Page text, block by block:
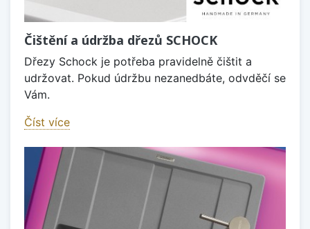
Čištění a údržba dřezů SCHOCK
Dřezy Schock je potřeba pravidelně čištit a
udržovat. Pokud údržbu nezanedbáte, odvděčí se
Vám.
Číst více